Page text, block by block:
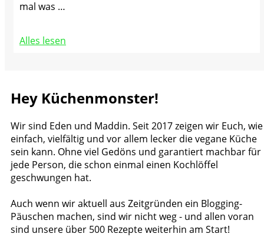
mal was …
Alles lesen
Hey Küchenmonster!
Wir sind Eden und Maddin. Seit 2017 zeigen wir Euch, wie
einfach, vielfältig und vor allem lecker die vegane Küche
sein kann. Ohne viel Gedöns und garantiert machbar für
jede Person, die schon einmal einen Kochlöffel
geschwungen hat.
Auch wenn wir aktuell aus Zeitgründen ein Blogging-
Päuschen machen, sind wir nicht weg - und allen voran
sind unsere über 500 Rezepte weiterhin am Start!